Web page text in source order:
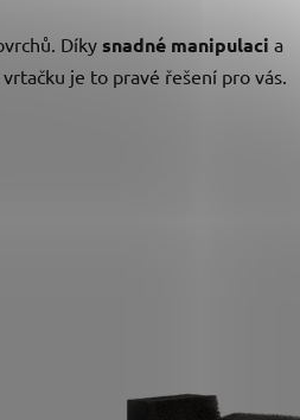
Díky snadné manipulaci a
je to pravé řešení pro vás.